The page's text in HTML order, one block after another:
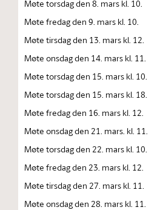
Møte torsdag den 8. mars kl. 10.
Møte fredag den 9. mars kl. 10.
Møte tirsdag den 13. mars kl. 12.
Møte onsdag den 14. mars kl. 11.
Møte torsdag den 15. mars kl. 10.
Møte torsdag den 15. mars kl. 18.
Møte fredag den 16. mars kl. 12.
Møte onsdag den 21. mars. kl. 11.
Møte torsdag den 22. mars kl. 10.
Møte fredag den 23. mars kl. 12.
Møte tirsdag den 27. mars kl. 11.
Møte onsdag den 28. mars kl. 11.